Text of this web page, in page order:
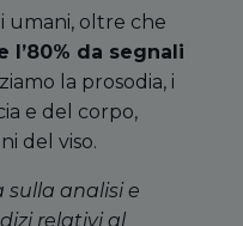
umani, oltre che
l’80% da segnali
la prosodia, i
e del corpo,
del viso.
sulla analisi e
relativi al